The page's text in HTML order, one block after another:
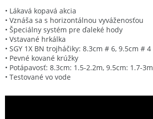
• Lákavá kopavá akcia
• Vznáša sa s horizontálnou vyváženosťou
• Špeciálny systém pre ďaleké hody
• Vstavané hrkálka
• SGY 1X BN trojháčiky: 8.3cm # 6, 9.5cm # 4
• Pevné kované krúžky
• Potápavosť: 8.3cm: 1.5-2.2m, 9.5cm: 1.7-3m
• Testované vo vode